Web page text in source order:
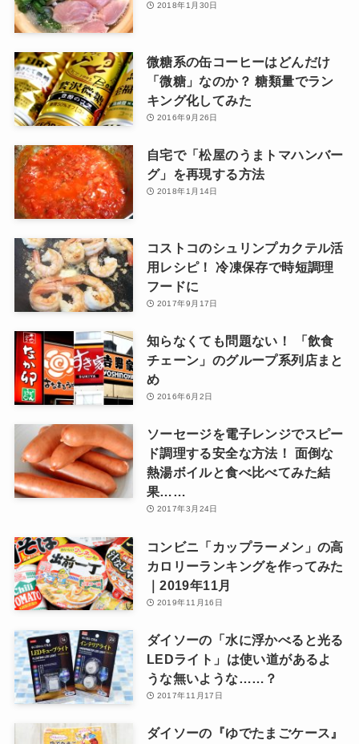
2018年1月30日
微糖系の缶コーヒーはどんだけ
「微糖」なのか？ 糖類量でラン
キング化してみた
2016年9月26日
自宅で「松屋のうまトマハンバー
グ」を再現する方法
2018年1月14日
コストコのシュリンプカクテル活
用レシピ！ 冷凍保存で時短調理
フードに
2017年9月17日
知らなくても問題ない！ 「飲食
チェーン」のグループ系列店まと
め
2016年6月2日
ソーセージを電子レンジでスピー
ド調理する安全な方法！ 面倒な
熱湯ボイルと食べ比べてみた結
果……
2017年3月24日
コンビニ「カップラーメン」の高
カロリーランキングを作ってみた
｜2019年11月
2019年11月16日
ダイソーの「水に浮かべると光る
LEDライト」は使い道があるよ
うな無いような……？
2017年11月17日
ダイソーの『ゆでたまごケース』